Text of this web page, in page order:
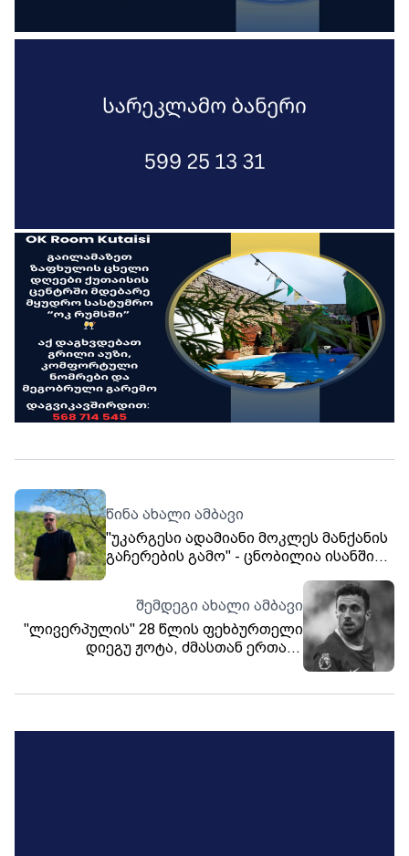
წინა ახალი ამბავი
"უკარგესი ადამიანი მოკლეს მანქანის
გაჩერების გამო" - ცნობილია ისანში
შემდეგი ახალი ამბავი
"ლივერპულის" 28 წლის ფეხბურთელი
დიეგუ ჟოტა, ძმასთან ერთად,